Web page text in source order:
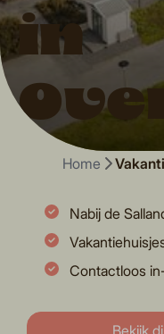
in
Home
Nabij de
Contactloos